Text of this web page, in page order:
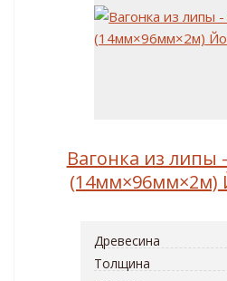
Вагонка из липы
(14мм×96мм×2м)
Древесина
Толщина